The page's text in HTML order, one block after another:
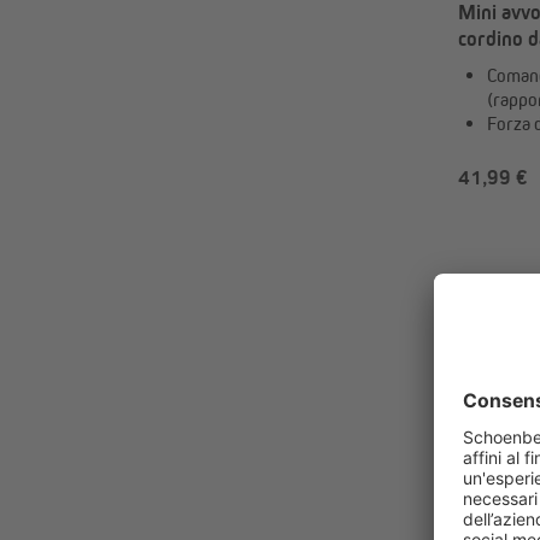
Mini
cordino
cordino
Forza
41,99 €
Cosa
Con un
avvolgitore
Di solito,
porta fino a